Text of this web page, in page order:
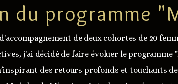
du programme
de deux cohortes de 20
j'ai décidé de faire évoluer le
des retours profonds et touchants